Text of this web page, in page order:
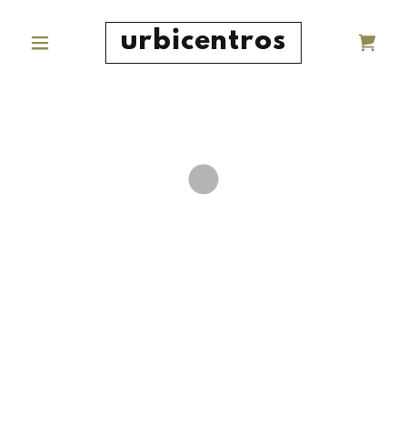
urbicentros